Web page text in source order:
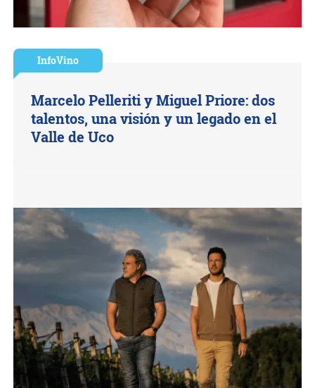
InfoVino
Marcelo Pelleriti y Miguel Priore: dos
talentos, una visión y un legado en el
Valle de Uco